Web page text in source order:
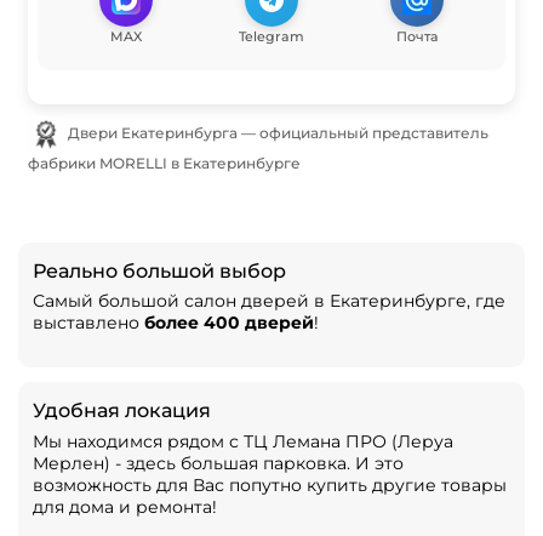
MAX Telegram Почта
фабрики MORELLI в Екатеринбурге
Реально большой выбор
Самый большой салон дверей в Екатеринбурге, где
выставлено более 400 дверей!
Удобная локация
Мы находимся рядом с ТЦ Лемана ПРО (Леруа
Мерлен) - здесь большая парковка. И это
возможность для Вас попутно купить другие товары
для дома и ремонта!